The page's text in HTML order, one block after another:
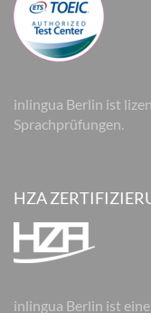
inlingua Berlin ist
Sprachprüfungen.
HZA
inlingua Berlin ist